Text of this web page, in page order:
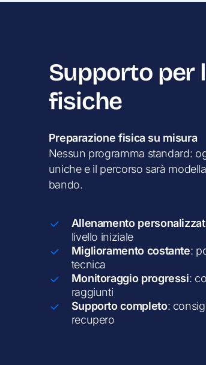
Supporto per
fisiche
Preparazione fisica su misura
Nessun programma standard:
uniche e il percorso sarà
bando.
Allenamento
livello iniziale
Miglioramento costante:
tecnica
Monitoraggio progressi:
raggiunti
Supporto completo:
recupero